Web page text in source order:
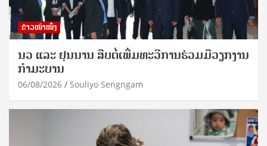
ຂ່າວໜ້າໜຶ່ງ
ນວ ແລະ ຢຸນນານ ສືບຕໍ່ເພີ່ມທະວີການຮ່ວມມືວຽກງານ
ກຳມະບານ
06/08/2026 Souliyo Sengngam